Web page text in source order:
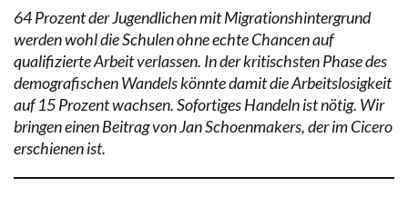
64 Prozent der Jugendlichen mit Migrationshintergrund
werden wohl die Schulen ohne echte Chancen auf
qualifizierte Arbeit verlassen. In der kritischsten Phase des
demografischen Wandels könnte damit die Arbeitslosigkeit
auf 15 Prozent wachsen. Sofortiges Handeln ist nötig. Wir
bringen einen Beitrag von Jan Schoenmakers, der im Cicero
erschienen ist.